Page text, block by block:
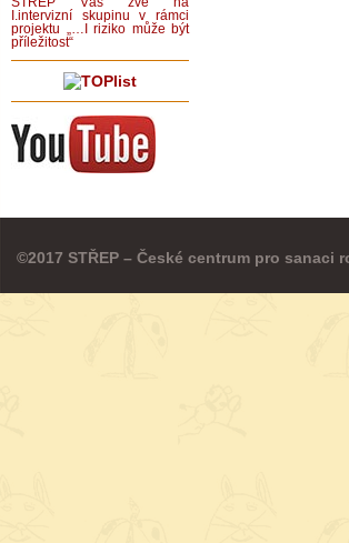
I.intervizní skupinu v rámci
projektu „…I riziko může být
příležitost“
©2017 STŘEP – České centrum pro sanaci